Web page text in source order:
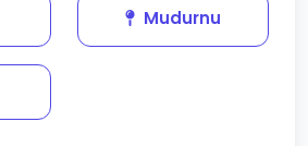
Mudurnu